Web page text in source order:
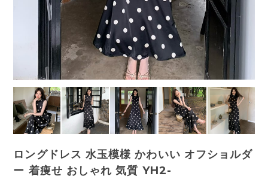
ロングドレス 水玉模様 かわいい オフショルダ
ー 着痩せ おしゃれ 気質 YH2-